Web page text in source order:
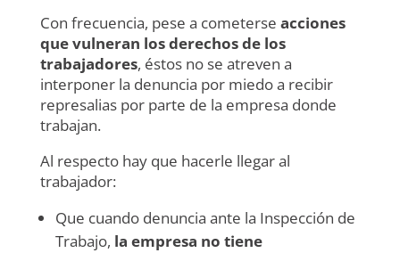
Con frecuencia, pese a cometerse acciones
que vulneran los derechos de los
trabajadores, éstos no se atreven a
interponer la denuncia por miedo a recibir
represalias por parte de la empresa donde
trabajan.
Al respecto hay que hacerle llegar al
trabajador:
Que cuando denuncia ante la Inspección de
Trabajo, la empresa no tiene